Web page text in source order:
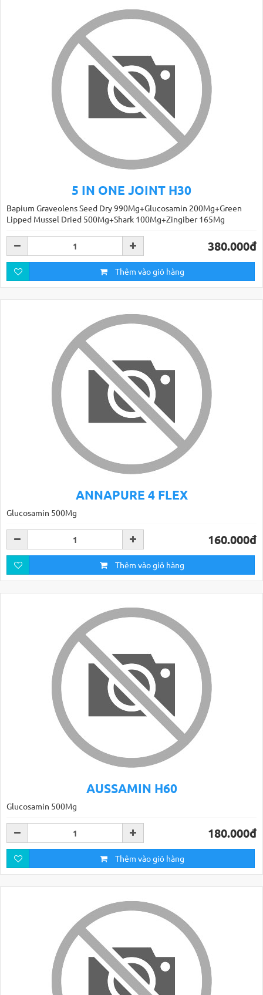
5 IN ONE JOINT H30
Bapium Graveolens Seed Dry 990Mg+Glucosamin 200Mg+Green
Lipped Mussel Dried 500Mg+Shark 100Mg+Zingiber 165Mg
380.000đ
Thêm vào giỏ hàng
ANNAPURE 4 FLEX
Glucosamin 500Mg
160.000đ
Thêm vào giỏ hàng
AUSSAMIN H60
Glucosamin 500Mg
180.000đ
Thêm vào giỏ hàng